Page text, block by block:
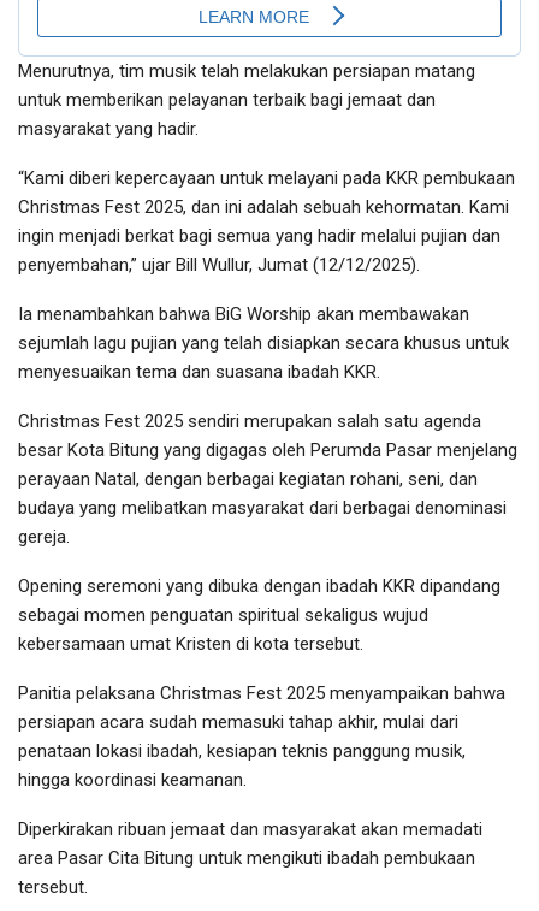
Menurutnya, tim musik telah melakukan persiapan matang
untuk memberikan pelayanan terbaik bagi jemaat dan
masyarakat yang hadir.
“Kami diberi kepercayaan untuk melayani pada KKR pembukaan
Christmas Fest 2025, dan ini adalah sebuah kehormatan. Kami
ingin menjadi berkat bagi semua yang hadir melalui pujian dan
penyembahan,” ujar Bill Wullur, Jumat (12/12/2025).
Ia menambahkan bahwa BiG Worship akan membawakan
sejumlah lagu pujian yang telah disiapkan secara khusus untuk
menyesuaikan tema dan suasana ibadah KKR.
Christmas Fest 2025 sendiri merupakan salah satu agenda
besar Kota Bitung yang digagas oleh Perumda Pasar menjelang
perayaan Natal, dengan berbagai kegiatan rohani, seni, dan
budaya yang melibatkan masyarakat dari berbagai denominasi
gereja.
Opening seremoni yang dibuka dengan ibadah KKR dipandang
sebagai momen penguatan spiritual sekaligus wujud
kebersamaan umat Kristen di kota tersebut.
Panitia pelaksana Christmas Fest 2025 menyampaikan bahwa
persiapan acara sudah memasuki tahap akhir, mulai dari
penataan lokasi ibadah, kesiapan teknis panggung musik,
hingga koordinasi keamanan.
Diperkirakan ribuan jemaat dan masyarakat akan memadati
area Pasar Cita Bitung untuk mengikuti ibadah pembukaan
tersebut.